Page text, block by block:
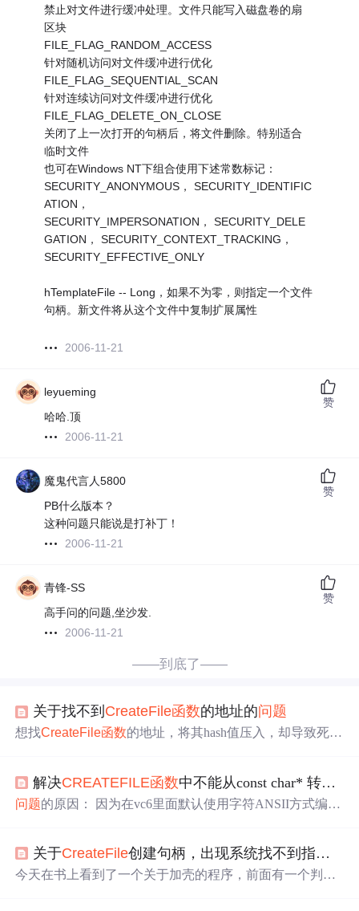
禁止对文件进行缓冲处理。文件只能写入磁盘卷的扇
区块
FILE_FLAG_RANDOM_ACCESS
针对随机访问对文件缓冲进行优化
FILE_FLAG_SEQUENTIAL_SCAN
针对连续访问对文件缓冲进行优化
FILE_FLAG_DELETE_ON_CLOSE
关闭了上一次打开的句柄后，将文件删除。特别适合
临时文件
也可在Windows NT下组合使用下述常数标记：
SECURITY_ANONYMOUS， SECURITY_IDENTIFIC
ATION，
SECURITY_IMPERSONATION， SECURITY_DELE
GATION， SECURITY_CONTEXT_TRACKING，
SECURITY_EFFECTIVE_ONLY
hTemplateFile -- Long，如果不为零，则指定一个文件
句柄。新文件将从这个文件中复制扩展属性
2006-11-21
leyueming
哈哈.顶
2006-11-21
赞
魔鬼代言人5800
PB什么版本？
这种问题只能说是打补丁！
2006-11-21
赞
青锋-SS
高手问的问题,坐沙发.
2006-11-21
赞
——到底了——
关于找不到 CreateFile函数的地址的问题
想找CreateFile函数的地址，将其hash值压入，却导致死循
上搜索相关知识点，查到如下信息： 事实上系统不存在什
么CreateFile 函数，只有CreateFileA和Crate FileW编译时
解决CREATEFILE函数中不能从const char* 转换到LPCTSTR的
问题的原因： 因为在vc6里面默认使用字符ANSII方式编
个 问题。 背景介绍： 一、首先我们要明白这几个关键字的
含义： LPSTR： 32bit指针 指向一个字符串，每个字符占1
关于CreateFile创建句柄，出现系统找不到指定文件的
今天在书上看到了一个关于加壳的程序，前面有一个判定